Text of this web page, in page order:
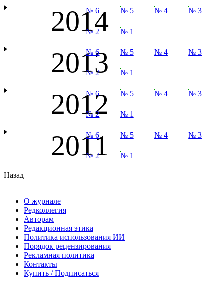
2014
№ 6 № 5 № 4 № 3
№ 2 № 1
2013
№ 6 № 5 № 4 № 3
№ 2 № 1
2012
№ 6 № 5 № 4 № 3
№ 2 № 1
2011
№ 6 № 5 № 4 № 3
№ 2 № 1
Назад
О журнале
Редколлегия
Авторам
Редакционная этика
Политика использования ИИ
Порядок рецензирования
Рекламная политика
Контакты
Купить / Подписаться